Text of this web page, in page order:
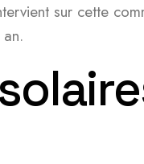
sur cette